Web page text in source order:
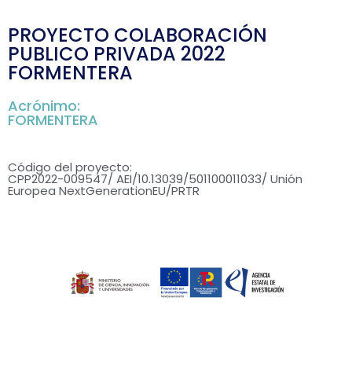
PROYECTO COLABORACIÓN
PUBLICO PRIVADA 2022
FORMENTERA
Acrónimo:
FORMENTERA
Código del proyecto:
CPP2022-009547/ AEI/10.13039/501100011033/ Unión
Europea NextGenerationEU/PRTR